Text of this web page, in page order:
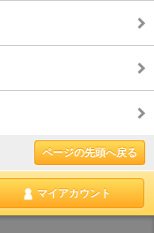
ページの先頭へ戻る
マイアカウント